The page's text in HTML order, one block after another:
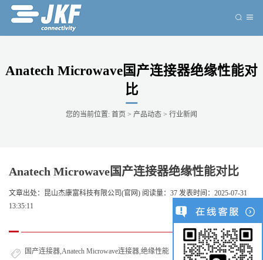
Anatech Microwave国产连接器绝缘性能对
比
您的当前位置: 首页 > 产品动态 > 行业新闻
Anatech Microwave国产连接器绝缘性能对比
文章出处： 昆山杰康富科技有限公司(官网) 阅读量： 37 发表时间：2025-07-31
13:35:11
0
国产连接器,Anatech Microwave连接器,绝缘性能